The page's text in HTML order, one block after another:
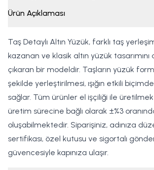
Ürün Açıklaması
Taş Detaylı Altın Yüzük, farklı taş
kazanan ve klasik altın yüzük
çıkaran bir modeldir. Taşların yüzük
şekilde yerleştirilmesi, ışığın etkili biçimde
sağlar. Tüm ürünler el işçiliği ile
üretim sürecine bağlı olarak ±%3
oluşabilmektedir. Siparişiniz, adınıza
sertifikası, özel kutusu ve sigortalı
güvencesiyle kapınıza ulaşır.